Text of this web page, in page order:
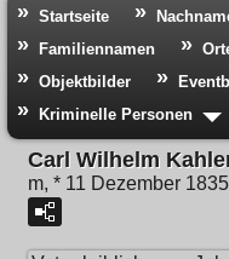
Startseite
Familiennamen
Objektbilder
Kriminelle Personen
Carl Wilhelm
m, * 11 Dezember